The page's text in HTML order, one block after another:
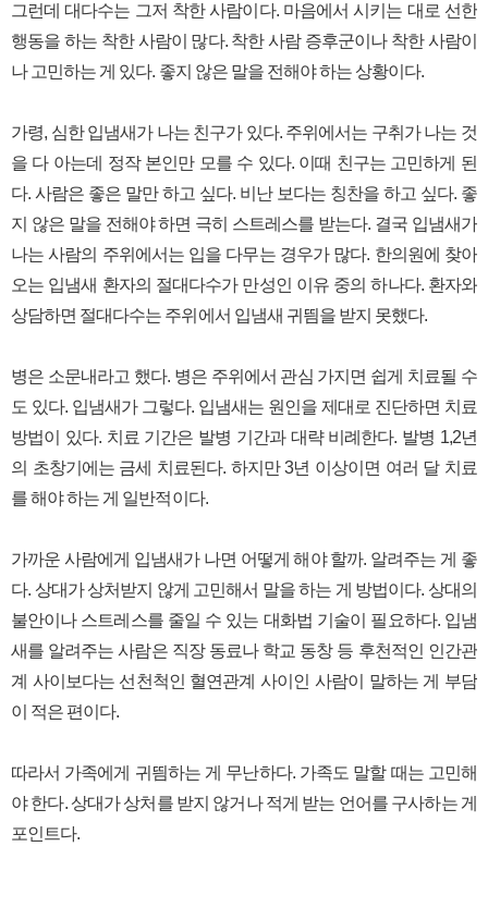
그런데 대다수는 그저 착한 사람이다. 마음에서 시키는 대로 선한
행동을 하는 착한 사람이 많다. 착한 사람 증후군이나 착한 사람이
나 고민하는 게 있다. 좋지 않은 말을 전해야 하는 상황이다.
가령, 심한 입냄새가 나는 친구가 있다. 주위에서는 구취가 나는 것
을 다 아는데 정작 본인만 모를 수 있다. 이때 친구는 고민하게 된
다. 사람은 좋은 말만 하고 싶다. 비난 보다는 칭찬을 하고 싶다. 좋
지 않은 말을 전해야 하면 극히 스트레스를 받는다. 결국 입냄새가
나는 사람의 주위에서는 입을 다무는 경우가 많다. 한의원에 찾아
오는 입냄새 환자의 절대다수가 만성인 이유 중의 하나다. 환자와
상담하면 절대다수는 주위에서 입냄새 귀띔을 받지 못했다.
병은 소문내라고 했다. 병은 주위에서 관심 가지면 쉽게 치료될 수
도 있다. 입냄새가 그렇다. 입냄새는 원인을 제대로 진단하면 치료
방법이 있다. 치료 기간은 발병 기간과 대략 비례한다. 발병 1,2년
의 초창기에는 금세 치료된다. 하지만 3년 이상이면 여러 달 치료
를 해야 하는 게 일반적이다.
가까운 사람에게 입냄새가 나면 어떻게 해야 할까. 알려주는 게 좋
다. 상대가 상처받지 않게 고민해서 말을 하는 게 방법이다. 상대의
불안이나 스트레스를 줄일 수 있는 대화법 기술이 필요하다. 입냄
새를 알려주는 사람은 직장 동료나 학교 동창 등 후천적인 인간관
계 사이보다는 선천척인 혈연관계 사이인 사람이 말하는 게 부담
이 적은 편이다.
따라서 가족에게 귀띔하는 게 무난하다. 가족도 말할 때는 고민해
야 한다. 상대가 상처를 받지 않거나 적게 받는 언어를 구사하는 게
포인트다.